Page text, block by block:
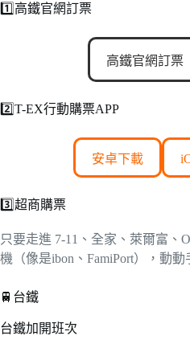
1️⃣高鐵官網訂票
高鐵官網訂票
2️⃣T-EX行動購票APP
安卓下載
3️⃣超商購票
只要走進 7-11、全家、萊爾富、
機（像是ibon、FamiPort），動動
🚆台鐵
台鐵加開班次